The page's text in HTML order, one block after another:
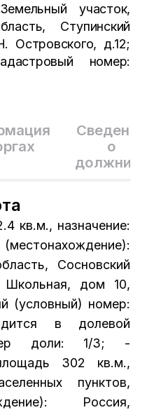
Сведения
о
кв.м., назначение:
Сосновский
Школьная, дом 10,
(условный) номер:
в долевой
доли: 1/3; -
302 кв.м.,
пунктов,
Россия,
участок,
Ступинский
Островского, д.12;
номер: